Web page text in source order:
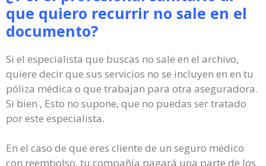
que quiero recurrir no sale en el
documento?
Si el especialista que buscas no sale en el archivo,
quiere decir que sus servicios no se incluyen en en tu
póliza médica o que trabajan para otra aseguradora.
Si bien , Esto no supone, que no puedas ser tratado
por este especialista.
En el caso de que eres cliente de un seguro médico
con reembolso, tu compañía pagará una parte de los